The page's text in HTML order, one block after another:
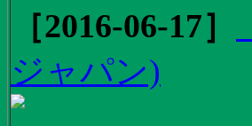
［2016-06-17］
ジャパン)